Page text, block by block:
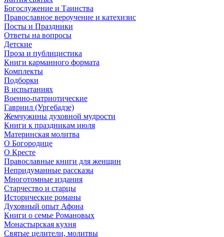
Богослужение и Таинства
Православное вероучение и катехизис
Посты и Праздники
Ответы на вопросы
Детские
Проза и публицистика
Книги карманного формата
Комплекты
Подборки
В испытаниях
Военно-патриотические
Гавриил (Ургебадзе)
Жемчужины духовной мудрости
Книги к праздникам июля
Материнская молитва
О Богородице
О Кресте
Православные книги для женщин
Непридуманные рассказы
Многотомные издания
Старчество и старцы
Исторические романы
Духовный опыт Афона
Книги о семье Романовых
Монастырская кухня
Святые целители, молитвы